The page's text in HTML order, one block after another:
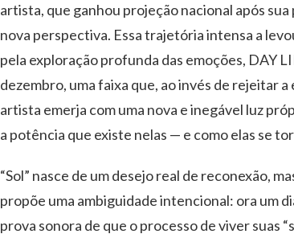
artista, que ganhou projeção nacional após
nova perspectiva. Essa trajetória intensa a
pela exploração profunda das emoções, DAY
dezembro, uma faixa que, ao invés de rejeitar
artista emerja com uma nova e inegável luz
a potência que existe nelas — e como elas se
“Sol” nasce de um desejo real de reconexão,
propõe uma ambiguidade intencional: ora um
prova sonora de que o processo de viver suas